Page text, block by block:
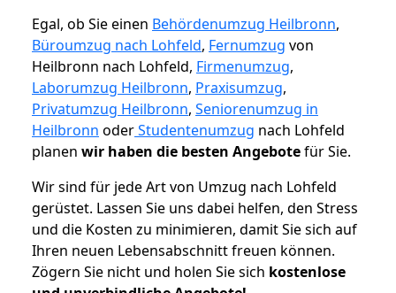
Egal, ob Sie einen Behördenumzug Heilbronn,
Büroumzug nach Lohfeld, Fernumzug von
Heilbronn nach Lohfeld, Firmenumzug,
Laborumzug Heilbronn, Praxisumzug,
Privatumzug Heilbronn, Seniorenumzug in
Heilbronn oderStudentenumzug nach Lohfeld
planen wir haben die besten Angebotefür Sie.
Wir sind für jede Art von Umzug nach Lohfeld
gerüstet. Lassen Sie uns dabei helfen, den Stress
und die Kosten zu minimieren, damit Sie sich auf
Ihren neuen Lebensabschnitt freuen können.
Zögern Sie nicht und holen Sie sich kostenlose